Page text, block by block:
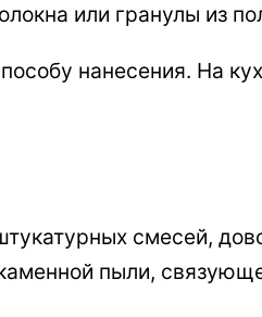
или гранулы из
нанесения. На
смесей,
пыли,